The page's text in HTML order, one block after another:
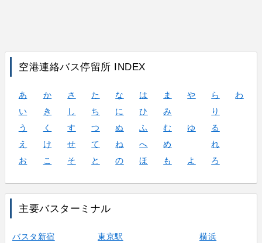
空港連絡バス停留所 INDEX
あ か さ た な は ま や ら
わ
い
き し ち に ひ み
り
う
く す つ ぬ ふ む ゆ
る
え
け せ て ね へ め
れ
お
こ そ と の ほ も よ ろ
主要バスターミナル
バスタ新宿 東京駅
横浜